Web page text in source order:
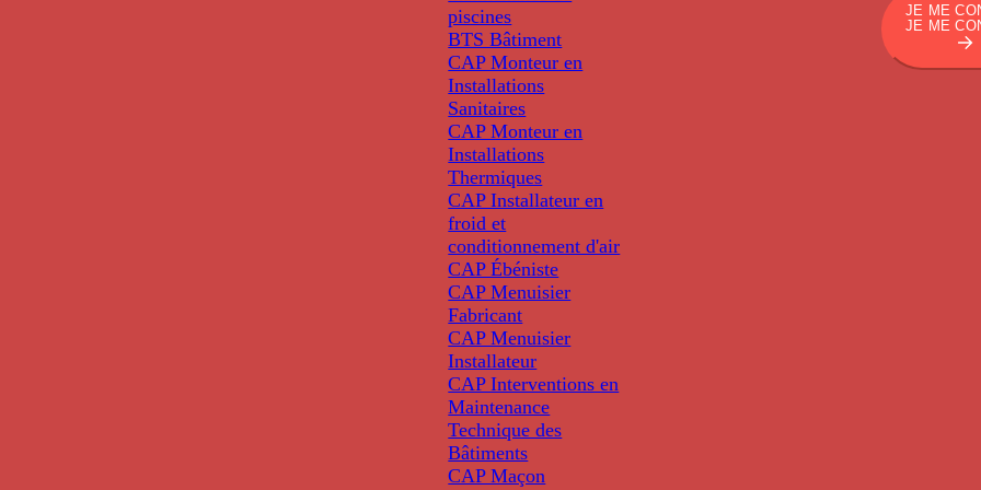
piscines
BTS Bâtiment
CAP Monteur en
Installations
Sanitaires
CAP Monteur en
Installations
Thermiques
CAP Installateur en
froid et
conditionnement d'air
CAP Ébéniste
CAP Menuisier
Fabricant
CAP Menuisier
Installateur
CAP Interventions en
Maintenance
Technique des
Bâtiments
CAP Maçon
JE ME
JE ME